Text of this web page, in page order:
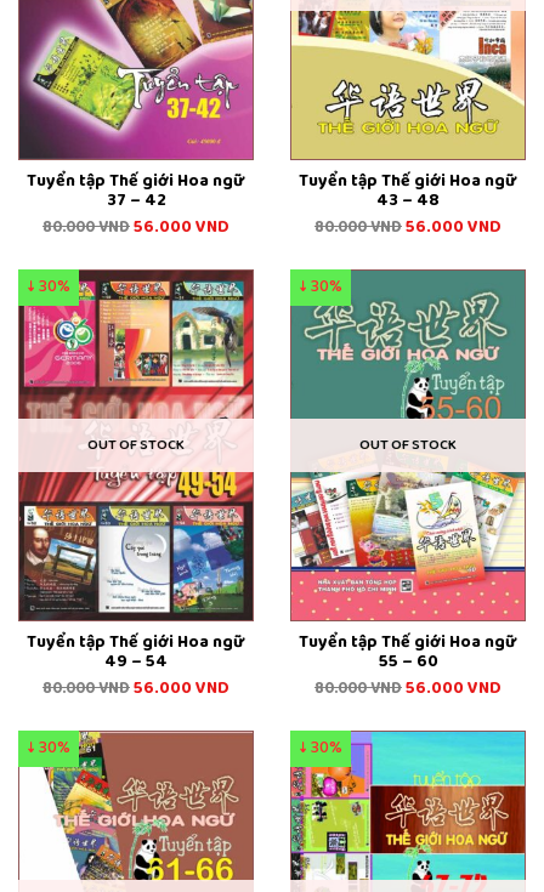
Tuyển tập Thế giới Hoa ngữ
37 – 42
80.000VND56.000VND
Tuyển tập Thế giới Hoa ngữ
43 – 48
80.000VND56.000VND
OUT OF STOCK
↓ 30%
Tuyển tập Thế giới Hoa ngữ
49 – 54
80.000VND56.000VND
OUT OF STOCK
↓ 30%
Tuyển tập Thế giới Hoa ngữ
55 – 60
80.000VND56.000VND
↓ 30% ↓ 30%